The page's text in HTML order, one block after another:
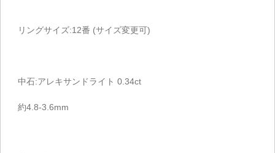
リングサイズ:12番 (サイズ変更可)
中石:アレキサンドライト 0.34ct
約4.8-3.6mm